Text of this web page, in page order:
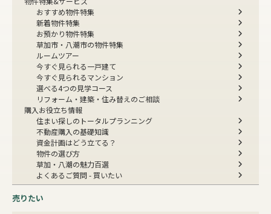
おすすめ物件特集
新着物件特集
お預かり物件特集
草加市・八潮市の物件特集
ルームツアー
今すぐ見られる一戸建て
今すぐ見られるマンション
選べる4つの見学コース
リフォーム・建築・住み替えのご相談
購入お役立ち情報
住まい探しのトータルプランニング
不動産購入の基礎知識
資金計画はどう立てる？
物件の選び方
草加・八潮の魅力百選
よくあるご質問 - 買いたい
売りたい